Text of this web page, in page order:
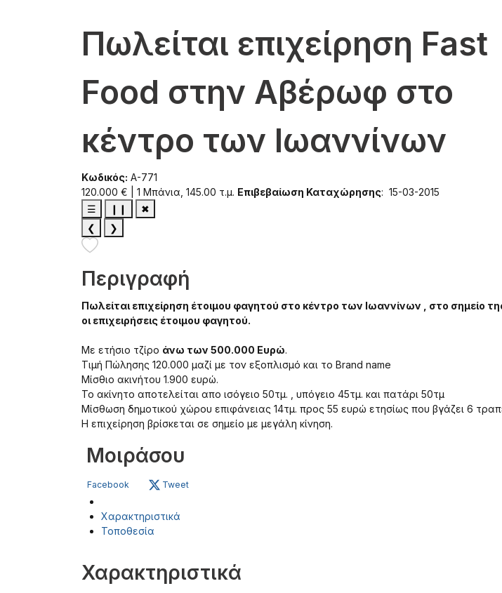
Πωλείται επιχείρηση Fast
Food στην Αβέρωφ στο
κέντρο των Ιωαννίνων
Κωδικός: A-771
120.000 € | 1 Μπάνια, 145.00 τ.μ. Επιβεβαίωση Καταχώρησης: 15-03-2015
☰ ❙❙
✖
❮
❯
Περιγραφή
Πωλείται επιχείρηση έτοιμου φαγητού στο κέντρο των Ιωαννίνων , στο σημείο
οι επιχειρήσεις έτοιμου φαγητού.
Με ετήσιο τζίρο άνω των 500.000 Ευρώ.
Τιμή Πώλησης 120.000 μαζί με τον εξοπλισμό και το Brand name
Μίσθιο ακινήτου 1.900 ευρώ.
Το ακίνητο αποτελείται απο ισόγειο 50τμ. , υπόγειο 45τμ. και πατάρι 50τμ
Μίσθωση δημοτικού χώρου επιφάνειας 14τμ. προς 55 ευρώ ετησίως που βγάζει 6
Η επιχείρηση βρίσκεται σε σημείο με μεγάλη κίνηση.
Μοιράσου
Facebook Tweet
Χαρακτηριστικά
Τοποθεσία
Χαρακτηριστικά